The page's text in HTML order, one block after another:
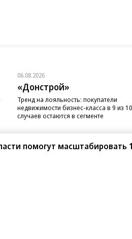
06.08.2026
«Донстрой»
Тренд на лояльность: покупатели
недвижимости бизнес-класса в 9 из 10
случаев остаются в сегменте
помогут масштабировать